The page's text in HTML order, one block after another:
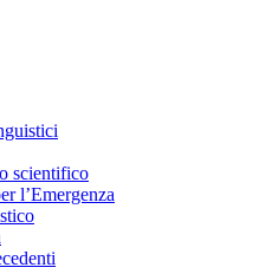
scientifico
l’Emergenza